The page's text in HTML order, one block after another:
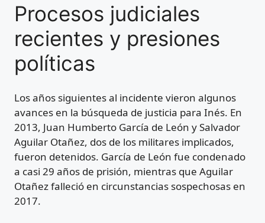
Procesos judiciales
recientes y presiones
políticas
Los años siguientes al incidente vieron algunos
avances en la búsqueda de justicia para Inés. En
2013, Juan Humberto García de León y Salvador
Aguilar Otañez, dos de los militares implicados,
fueron detenidos. García de León fue condenado
a casi 29 años de prisión, mientras que Aguilar
Otañez falleció en circunstancias sospechosas en
2017.